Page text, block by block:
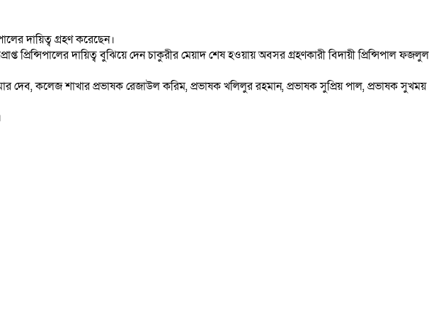
দায়িত্ব গ্রহণ করেছেন।
দায়িত্ব বুঝিয়ে দেন চাকুরীর মেয়াদ শেষ হওয়ায় অবসর গ্রহণকারী বিদায়ী প্রিন্সিপাল ফজলুল
কলেজ শাখার প্রভাষক রেজাউল করিম, প্রভাষক খলিলুর রহমান, প্রভাষক সুপ্রিয় পাল, প্রভাষক সুখময়